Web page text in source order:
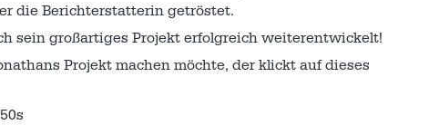
die Berichterstatterin getröstet.
sein großartiges Projekt erfolgreich weiterentwickelt!
Projekt machen möchte, der klickt auf dieses